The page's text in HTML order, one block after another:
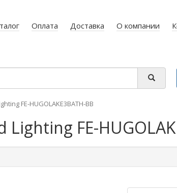
Оплата Доставка О компании
FE-HUGOLAKE3BATH-BB
FE-